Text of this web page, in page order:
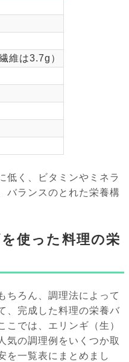
維は3.7g）
低く、ビタミンやミネラ
バランスのとれた栄養構
使った料理の栄
ちろん、調理法によって
、完成した料理の栄養バ
こでは、エリンギ（生）
気の調理例をいくつか取
を一覧表にまとめまし